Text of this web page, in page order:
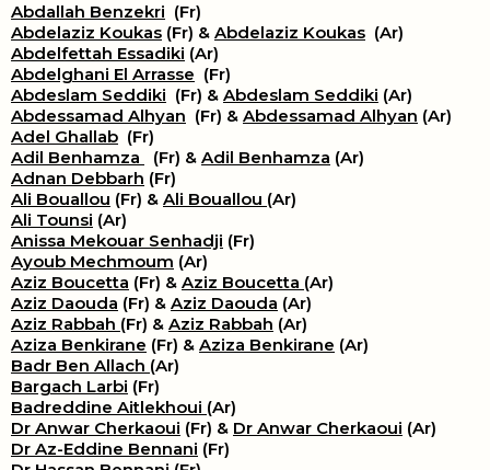
Abdallah Benzekri (Fr)
Abdelaziz Koukas (Fr) & Abdelaziz Koukas (Ar)
Abdelfettah Essadiki (Ar)
Abdelghani El Arrasse (Fr)
Abdeslam Seddiki (Fr) & Abdeslam Seddiki (Ar)
Abdessamad Alhyan (Fr) & Abdessamad Alhyan (Ar)
Adel Ghallab (Fr)
Adil Benhamza
(Fr) & Adil Benhamza (Ar)
Adnan Debbarh (Fr)
Ali Bouallou (Fr) & Ali Bouallou (Ar)
Ali Tounsi (Ar)
Anissa Mekouar Senhadji (Fr)
Ayoub Mechmoum (Ar)
Aziz Boucetta (Fr) & Aziz Boucetta (Ar)
Aziz Daouda (Fr) & Aziz Daouda (Ar)
Aziz Rabbah (Fr) & Aziz Rabbah (Ar)
Aziza Benkirane (Fr) & Aziza Benkirane (Ar)
Badr Ben Allach (Ar)
Bargach Larbi (Fr)
Badreddine Aitlekhoui (Ar)
Dr Anwar Cherkaoui (Fr) & Dr Anwar Cherkaoui (Ar)
Dr Az-Eddine Bennani (Fr)